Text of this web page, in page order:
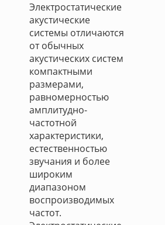
Электростатические
акустические
системы отличаются
от обычных
акустических систем
компактными
размерами,
равномерностью
амплитудно-
частотной
характеристики,
естественностью
звучания и более
широким
диапазоном
воспроизводимых
частот.